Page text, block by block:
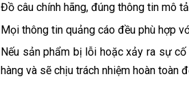
Đồ câu chính hãng, đúng thông tin mô
Mọi thông tin quảng cáo đều phù hợp
Nếu sản phẩm bị lỗi hoặc xảy ra sự
hàng và sẽ chịu trách nhiệm hoàn toàn